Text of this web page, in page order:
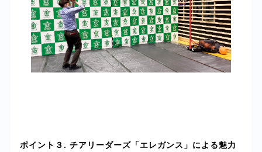
ポイント３. チアリーダーズ「エレガンス」による魅力